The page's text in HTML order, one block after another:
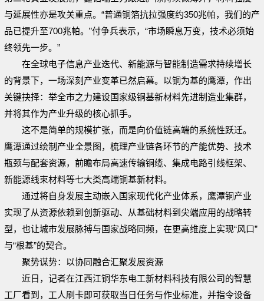
与延展性亦是攻关重点。“普通铜箔抗拉强度约350兆帕，我们的产
品已提升至700兆帕。”付争兵表示，“市场瞬息万变，技术必须始
终领先一步。”
在全球电子信息产业迭代、新能源与智能制造需求持续增长
的背景下，一场深刻产业变革已然启幕。以铜为基的鹰潭，作出
关键抉择：举全市之力建设国家级铜基新材料先进制造业集群，
并将其作为产业升级的核心抓手。
这不是简单的规模扩张，而是向价值链高端的系统性跃迁。
鹰潭通过绘制产业全景图，梳理产业链各环节的产能优势、技术
瓶颈与配套资源，前瞻布局高速传输铜缆、集成电路引线框架、
新能源线束材料等七大类高端铜基新材料。
通过将自身发展主动嵌入国家现代化产业体系，鹰潭铜产业
实现了从资源依赖到创新驱动、从基础材料到尖端应用的战略转
型，也让城市发展脉搏与国家战略同频，在更高维度上实现“风口”
与“根基”的契合。
聚势谋势：以协同融合汇聚发展资源
近日，记者在江西江铜华东电工新材料科技有限公司的智慧
工厂看到，工人刷卡即可获取当日任务与作业标准，并指令设备